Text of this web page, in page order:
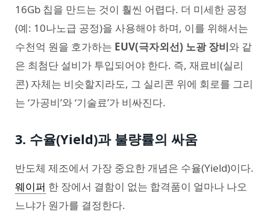
16Gb 칩을 만드는 것이 훨씬 어렵다. 더 미세한 공정
(예: 10나노급 공정)을 사용해야 하며, 이를 위해서는
수천억 원을 호가하는 EUV(극자외선) 노광 장비와 같
은 최첨단 설비가 투입되어야 한다. 즉, 재료비(실리
콘) 자체는 비슷할지라도, 그 실리콘 위에 회로를 그리
는 ‘가공비’와 ‘기술료’가 비싸진다.
3. 수율(Yield)과 불량률의 싸움
반도체 제조에서 가장 중요한 개념은 수율(Yield)이다.
웨이퍼 한 장에서 결함이 없는 합격품이 얼마나 나오
느냐가 원가를 결정한다.